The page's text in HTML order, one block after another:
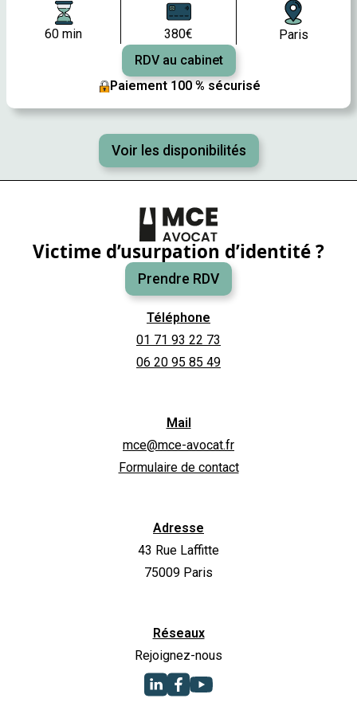
60 min 380€
Paris
RDV au cabinet
Paiement 100 % sécurisé
Voir les disponibilités
Victime d’usurpation d’identité ?
Prendre RDV
Téléphone
01 71 93 22 73
06 20 95 85 49
Mail
mce@mce-avocat.fr
Formulaire de contact
Adresse
43 Rue Laffitte
75009 Paris
Réseaux
Rejoignez-nous